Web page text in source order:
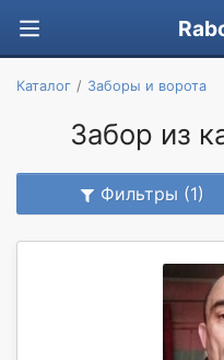
Каталог Заборы и ворота
Забор из
Фильтры (1)